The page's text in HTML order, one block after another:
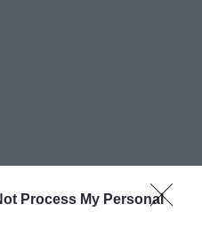
Process My Personal